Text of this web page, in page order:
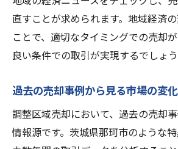
直すことが求められます。地域経済
ことで、適切なタイミングでの売却
良い条件での取引が実現するでしょう
過去の売却事例から見る市場の変化
調整区域売却において、過去の売却
情報源です。茨城県那珂市のような